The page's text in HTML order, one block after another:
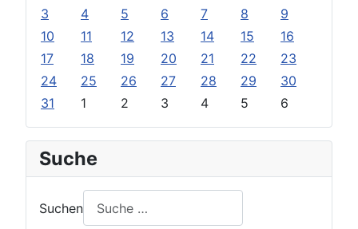
3
4 5 6 7 8
9
10
11 12 13 14 15
16
17
18 19 20 21 22
23
24
25 26 27 28 29
30
31
1 2 3 4 5 6
Suche
Suchen